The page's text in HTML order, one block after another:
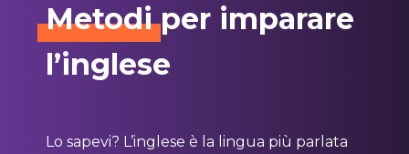
Metodiper imparare
l’inglese
Lo sapevi? L’inglese è la lingua più parlata